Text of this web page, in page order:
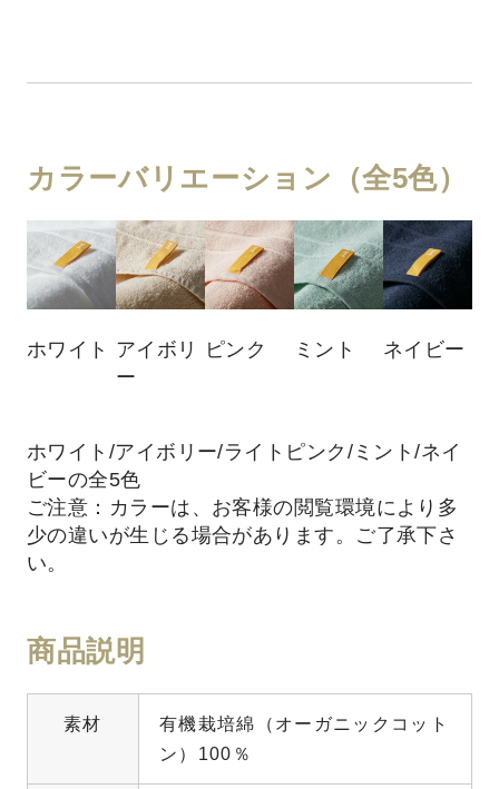
カラーバリエーション（全5色）
ホワイト アイボリ
ー
ピンク ミント ネイビー
ホワイト/アイボリー/ライトピンク/ミント/ネイ
ビーの全5色
ご注意：カラーは、お客様の閲覧環境により多
少の違いが生じる場合があります。ご了承下さ
い。
商品説明
素材
有機栽培綿（オーガニックコット
ン）100％